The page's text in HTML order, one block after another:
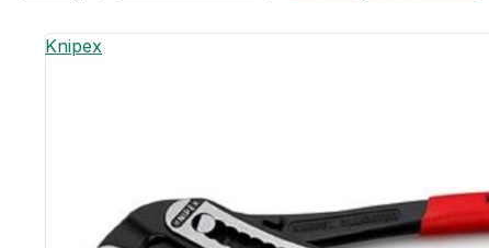
Knipex
Bildergalerie überspringen